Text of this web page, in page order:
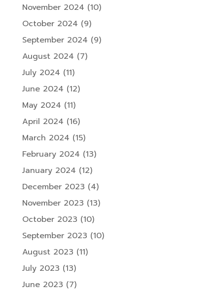
November 2024 (10)
October 2024 (9)
September 2024 (9)
August 2024 (7)
July 2024 (11)
June 2024 (12)
May 2024 (11)
April 2024 (16)
March 2024 (15)
February 2024 (13)
January 2024 (12)
December 2023 (4)
November 2023 (13)
October 2023 (10)
September 2023 (10)
August 2023 (11)
July 2023 (13)
June 2023 (7)